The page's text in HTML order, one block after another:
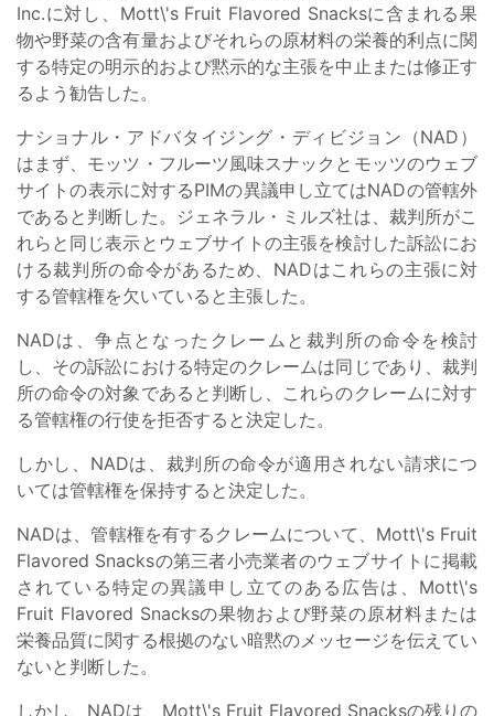
Inc.に対し、Mott\'s Fruit Flavored Snacksに含まれる果
物や野菜の含有量およびそれらの原材料の栄養的利点に関
する特定の明示的および黙示的な主張を中止または修正す
るよう勧告した。
ナショナル・アドバタイジング・ディビジョン（NAD）
はまず、モッツ・フルーツ風味スナックとモッツのウェブ
サイトの表示に対するPIMの異議申し立てはNADの管轄外
であると判断した。ジェネラル・ミルズ社は、裁判所がこ
れらと同じ表示とウェブサイトの主張を検討した訴訟にお
ける裁判所の命令があるため、NADはこれらの主張に対
する管轄権を欠いていると主張した。
NADは、争点となったクレームと裁判所の命令を検討
し、その訴訟における特定のクレームは同じであり、裁判
所の命令の対象であると判断し、これらのクレームに対す
る管轄権の行使を拒否すると決定した。
しかし、NADは、裁判所の命令が適用されない請求につ
いては管轄権を保持すると決定した。
NADは、管轄権を有するクレームについて、Mott\'s Fruit
Flavored Snacksの第三者小売業者のウェブサイトに掲載
されている特定の異議申し立てのある広告は、Mott\'s
Fruit Flavored Snacksの果物および野菜の原材料または
栄養品質に関する根拠のない暗黙のメッセージを伝えてい
ないと判断した。
しかし、NADは、Mott\'s Fruit Flavored Snacksの残りの